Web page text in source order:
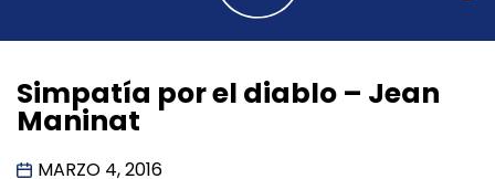
Simpatía por el diablo – Jean
Maninat
MARZO 4, 2016